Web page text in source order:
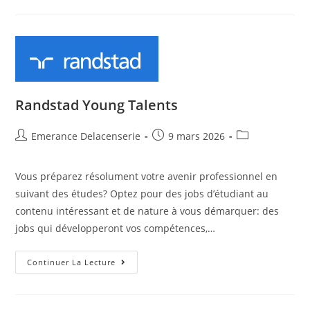
Randstad Young Talents
Emerance Delacenserie 9 mars 2026
Vous préparez résolument votre avenir professionnel en
suivant des études? Optez pour des jobs d’étudiant au
contenu intéressant et de nature à vous démarquer: des
jobs qui développeront vos compétences,…
Continuer La Lecture